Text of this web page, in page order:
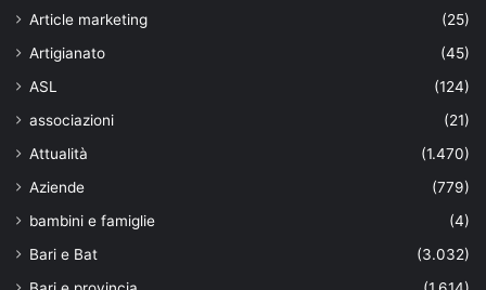
Article marketing
(25)
Artigianato
(45)
ASL
(124)
associazioni
(21)
Attualità
(1.470)
Aziende
(779)
bambini e famiglie
(4)
Bari e Bat
(3.032)